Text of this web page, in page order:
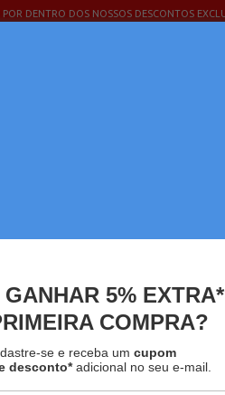
GANHAR 5% EXTRA*
COMPRA?
se e receba um cupom
desconto*adicional no seu e-mail.
POR DENTRO DOS NOSSOS DESCONTOS